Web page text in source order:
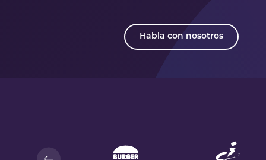
Habla con nosotros